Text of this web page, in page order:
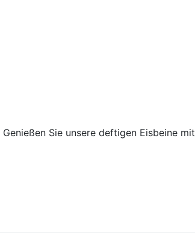
Genießen Sie unsere deftigen Eisbeine mit